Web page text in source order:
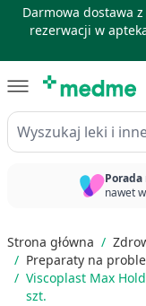
Darmowa dostawa
rezerwacji w
Wyszukaj leki i inne
Porada
nawet
Strona główna /
/ Preparaty na
/ Viscoplast Max
szt.